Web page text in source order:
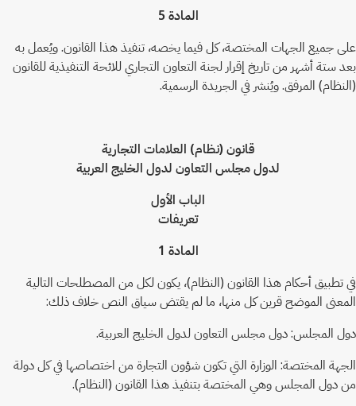
المادة 5
على جميع الجهات المختصة، كل فيما يخصه، تنفيذ هذا القانون. ويُعمل به
بعد ستة أشهر من تاريخ إقرار لجنة التعاون التجاري للائحة التنفيذية للقانون
(النظام) المرفق. ويُنشر في الجريدة الرسمية.
قانون (نظام) العلامات التجارية
لدول مجلس التعاون لدول الخليج العربية
الباب الأول
تعريفات
المادة 1
في تطبيق أحكام هذا القانون (النظام)، يكون لكل من المصطلحات التالية
المعنى الموضح قرين كل منها، ما لم يقتض سياق النص خلاف ذلك:
دول المجلس: دول مجلس التعاون لدول الخليج العربية.
الجهة المختصة: الوزارة التي تكون شؤون التجارة من اختصاصها في كل دولة
من دول المجلس وهي المختصة بتنفيذ هذا القانون (النظام).